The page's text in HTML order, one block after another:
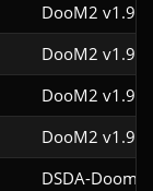
DooM2 v1.9f
DooM2 v1.9f
DooM2 v1.9f
DooM2 v1.9f
DSDA-Doom